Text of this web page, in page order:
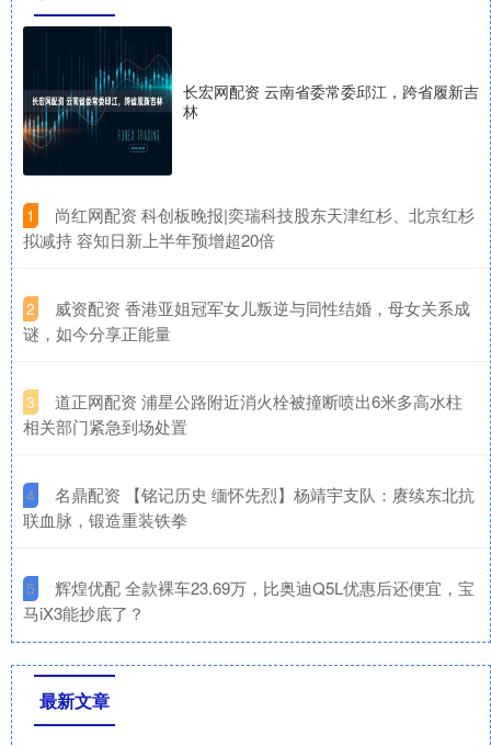
长宏网配资 云南省委常委邱江，跨省履新吉
林
1
​尚红网配资 科创板晚报|奕瑞科技股东天津红杉、北京红杉
拟减持 容知日新上半年预增超20倍
2
​威资配资 香港亚姐冠军女儿叛逆与同性结婚，母女关系成
谜，如今分享正能量
3
​道正网配资 浦星公路附近消火栓被撞断喷出6米多高水柱
相关部门紧急到场处置
4
​名鼎配资 【铭记历史 缅怀先烈】杨靖宇支队：赓续东北抗
联血脉，锻造重装铁拳
5
​辉煌优配 全款裸车23.69万，比奥迪Q5L优惠后还便宜，宝
马iX3能抄底了？
最新文章